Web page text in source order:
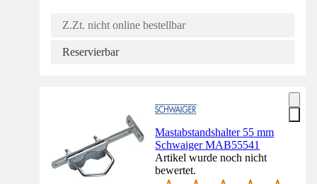
Z.Zt. nicht online bestellbar
Reservierbar
Mastabstandshalter 55 mm
Schwaiger MAB55541
Artikel wurde noch nicht
bewertet.